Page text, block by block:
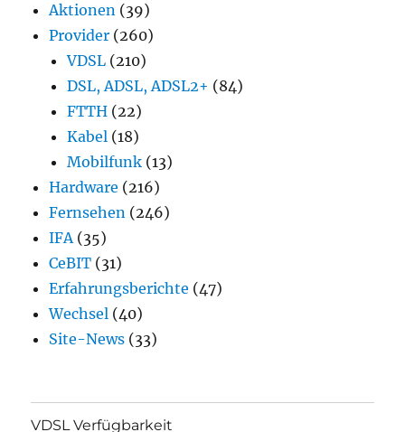
Aktionen (39)
Provider (260)
VDSL (210)
DSL, ADSL, ADSL2+ (84)
FTTH (22)
Kabel (18)
Mobilfunk (13)
Hardware (216)
Fernsehen (246)
IFA(35)
CeBIT (31)
Erfahrungsberichte (47)
Wechsel (40)
Site-News (33)
VDSL Verfügbarkeit